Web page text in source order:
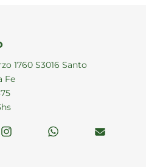
1760 S3016 Santo
Fe